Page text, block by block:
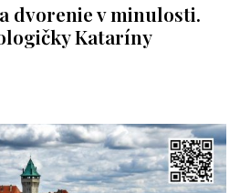
dvorenie v minulosti.
Kataríny